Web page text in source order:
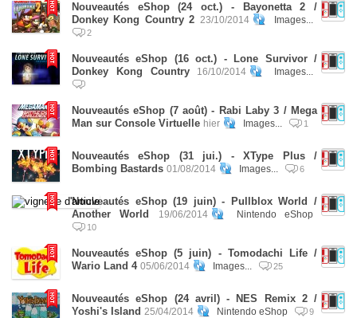
Nouveautés eShop (24 oct.) - Bayonetta 2 /
Donkey Kong Country 2
23/10/2014 Images...
2
Nouveautés eShop (16 oct.) - Lone Survivor /
Donkey Kong Country
16/10/2014 Images...
Nouveautés eShop (7 août) - Rabi Laby 3 / Mega
Man sur Console Virtuelle hier Images... 1
Nouveautés eShop (31 jui.) - XType Plus /
Bombing Bastards 01/08/2014 Images... 6
Nouveautés eShop (19 juin) - Pullblox World /
Another World
19/06/2014 Nintendo eShop
10
Nouveautés eShop (5 juin) - Tomodachi Life /
Wario Land 4 05/06/2014 Images... 25
Nouveautés eShop (24 avril) - NES Remix 2 /
Yoshi's Island 25/04/2014 Nintendo eShop 9